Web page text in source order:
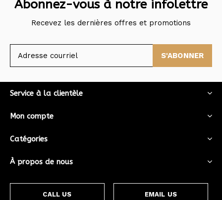
Abonnez-vous à notre infolettre
Recevez les dernières offres et promotions
S'ABONNER
Service à la clientèle
Mon compte
Catégories
À propos de nous
CALL US EMAIL US